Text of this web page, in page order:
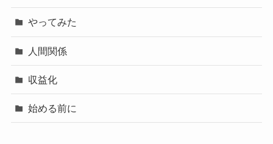
やってみた
人間関係
収益化
始める前に